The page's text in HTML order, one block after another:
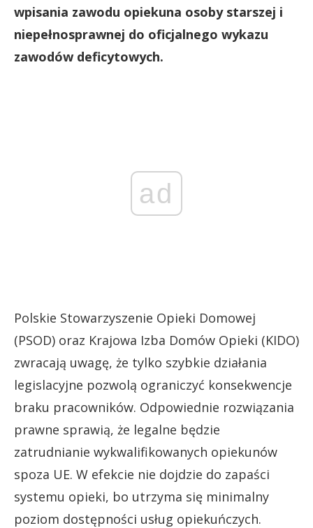
wpisania zawodu opiekuna osoby starszej i
niepełnosprawnej do oficjalnego wykazu
zawodów deficytowych.
ad
Polskie Stowarzyszenie Opieki Domowej
(PSOD) oraz Krajowa Izba Domów Opieki (KIDO)
zwracają uwagę, że tylko szybkie działania
legislacyjne pozwolą ograniczyć konsekwencje
braku pracowników. Odpowiednie rozwiązania
prawne sprawią, że legalne będzie
zatrudnianie wykwalifikowanych opiekunów
spoza UE. W efekcie nie dojdzie do zapaści
systemu opieki, bo utrzyma się minimalny
poziom dostępności usług opiekuńczych.